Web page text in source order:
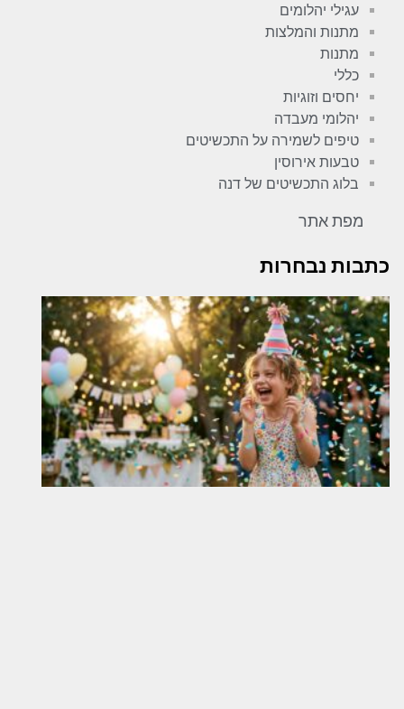
עגילי יהלומים
מתנות והמלצות
מתנות
כללי
יחסים וזוגיות
יהלומי מעבדה
טיפים לשמירה על התכשיטים
טבעות אירוסין
בלוג התכשיטים של דנה
מפת אתר
כתבות נבחרות